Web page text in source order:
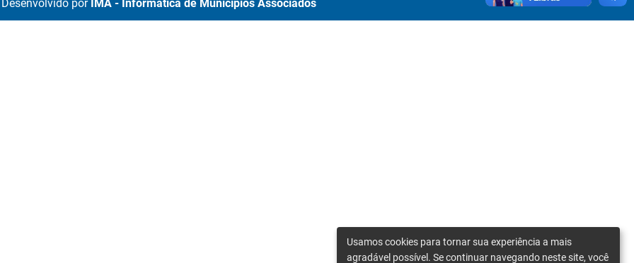
Desenvolvido por IMA - Informática de Municípios Associados
Usamos cookies para tornar sua experiência a mais
agradável possível. Se continuar navegando neste site, você